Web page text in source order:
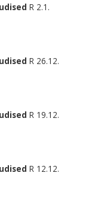
R 2.1.
R 26.12.
R 19.12.
R 12.12.